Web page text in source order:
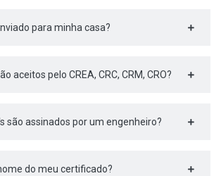
para minha casa?
aceitos pelo CREA, CRC, CRM, CRO?
são assinados por um engenheiro?
do meu certificado?